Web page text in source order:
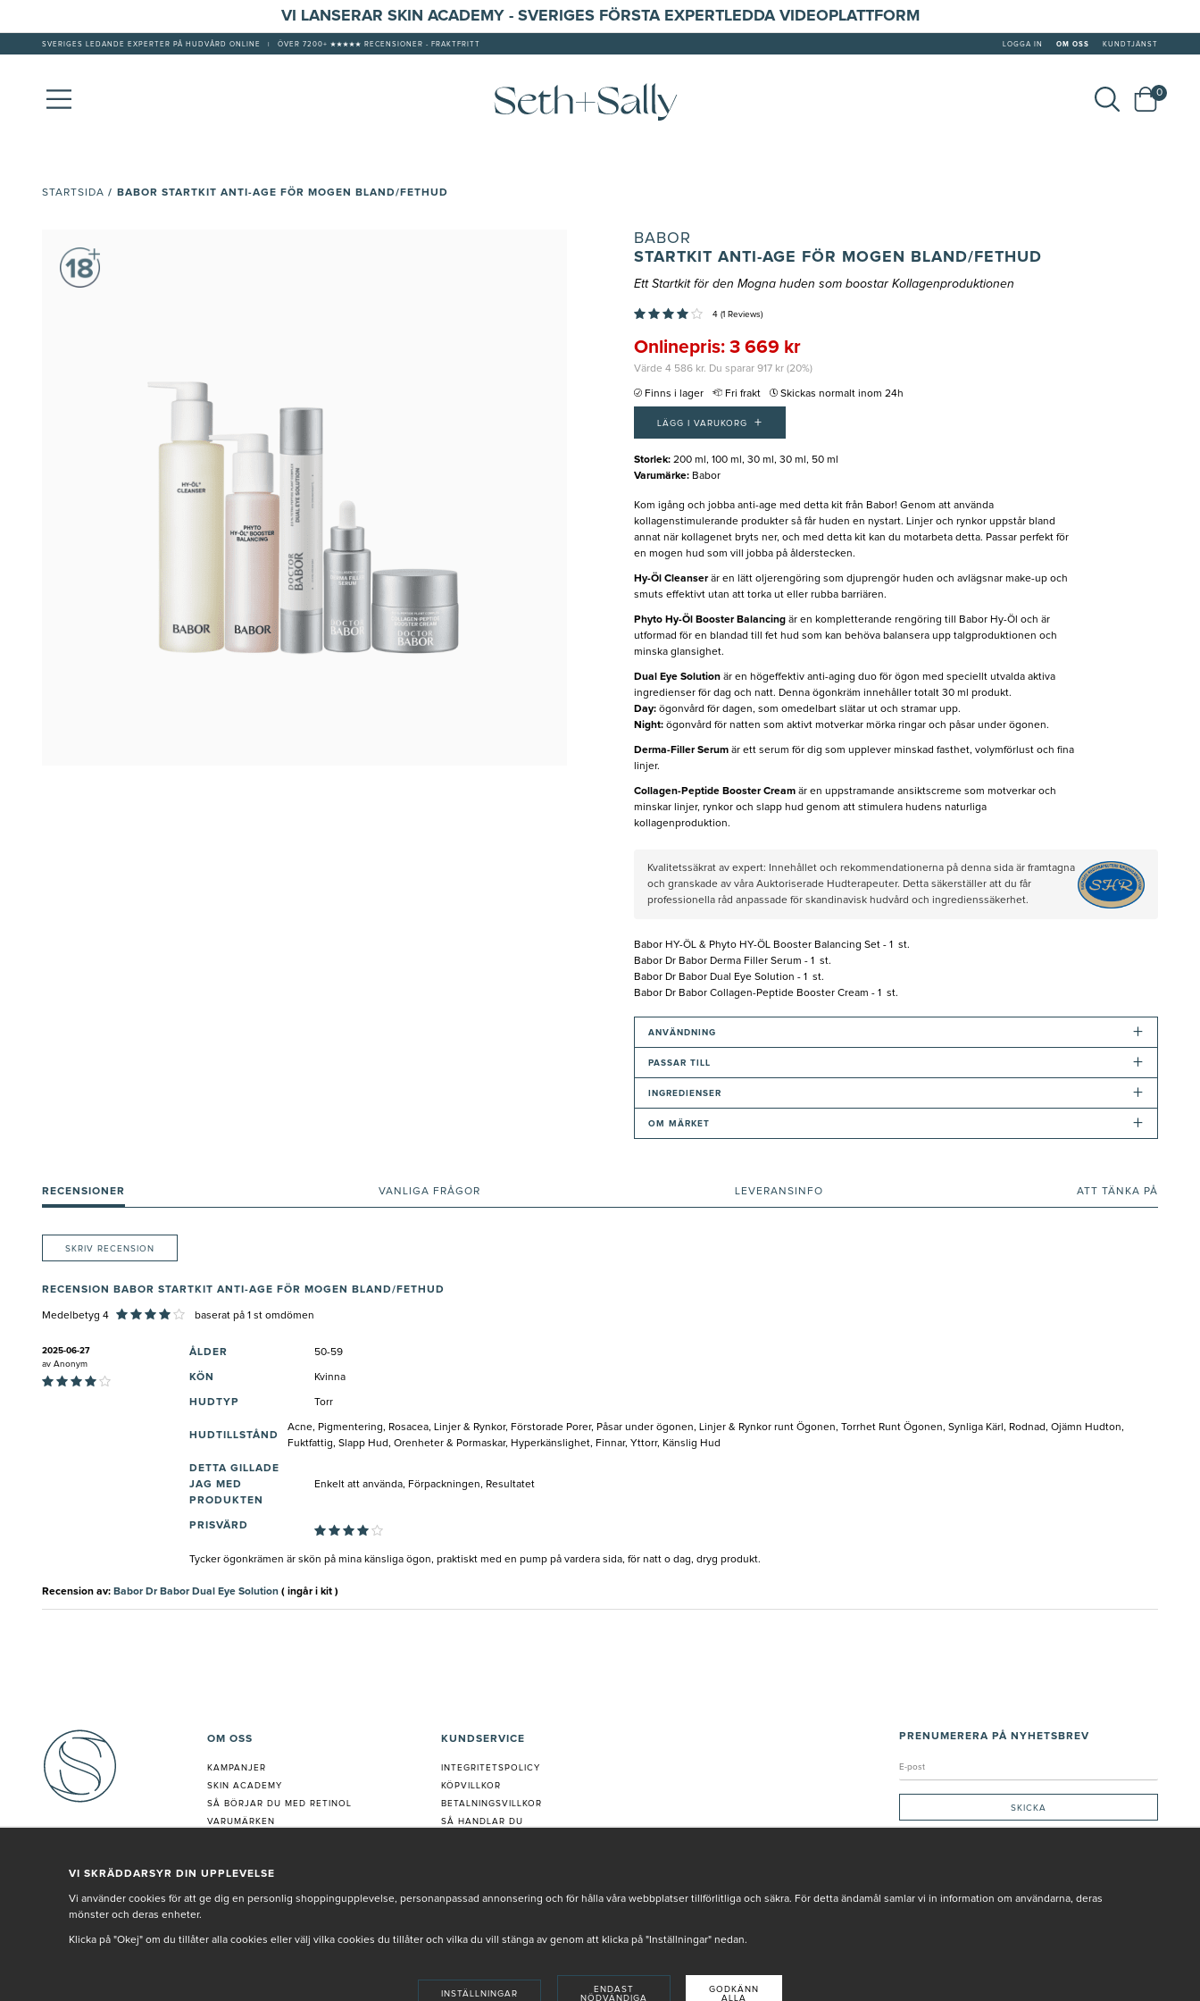
VI LANSERAR SKIN ACADEMY - SVERIGES FÖRSTA EXPERTLEDDA VIDEOPLATTFORM
SVERIGES LEDANDE EXPERTER PÅ HUDVÅRD ONLINE ÖVER 7200+ ★★★★★ RECENSIONER - FRAKTFRITT LOGGA IN OM OSS KUNDTJÄNST
0
STARTSIDA / BABOR STARTKIT ANTI-AGE FÖR MOGEN BLAND/FETHUD
BABOR
STARTKIT ANTI-AGE FÖR MOGEN BLAND/FETHUD
Ett Startkit för den Mogna huden som boostar Kollagenproduktionen
4 (1 Reviews)
Onlinepris: 3 669 kr
Värde 4 586 kr. Du sparar 917 kr (20%)
Finns i lager Fri frakt Skickas normalt inom 24h
LÄGG I VARUKORG +
Storlek: 200 ml, 100 ml, 30 ml, 30 ml, 50 ml
Varumärke: Babor
Kom igång och jobba anti-age med detta kit från Babor! Genom att använda
kollagenstimulerande produkter så får huden en nystart. Linjer och rynkor uppstår bland
annat när kollagenet bryts ner, och med detta kit kan du motarbeta detta. Passar perfekt för
en mogen hud som vill jobba på ålderstecken.
Hy-Öl Cleanserär en lätt oljerengöring som djuprengör huden och avlägsnar make-up och
smuts effektivt utan att torka ut eller rubba barriären.
Phyto Hy-Öl Booster Balancingär en kompletterande rengöring till Babor Hy-Öl och är
utformad för en blandad till fet hud som kan behöva balansera upp talgproduktionen och
minska glansighet.
Dual Eye Solution är en högeffektiv anti-aging duo för ögon med speciellt utvalda aktiva
ingredienser för dag och natt. Denna ögonkräm innehåller totalt 30 ml produkt.
Day:ögonvård för dagen, som omedelbart slätar ut och stramar upp.
Night:ögonvård för natten som aktivt motverkar mörka ringar och påsar under ögonen.
Derma-Filler Serumär ett serum för dig som upplever minskad fasthet, volymförlust och fina
linjer.
Collagen-Peptide Booster Creamär en uppstramande ansiktscreme som motverkar och
minskar linjer, rynkor och slapp hud genom att stimulera hudens naturliga
kollagenproduktion.
Kvalitetssäkrat av expert: Innehållet och rekommendationerna på denna sida är framtagna
och granskade av våra Auktoriserade Hudterapeuter. Detta säkerställer att du får
professionella råd anpassade för skandinavisk hudvård och ingredienssäkerhet.
Babor HY-ÖL & Phyto HY-ÖL Booster Balancing Set - 1 st.
Babor Dr Babor Derma Filler Serum - 1 st.
Babor Dr Babor Dual Eye Solution - 1 st.
Babor Dr Babor Collagen-Peptide Booster Cream - 1 st.
ANVÄNDNING +
PASSAR TILL +
INGREDIENSER +
OM MÄRKET +
RECENSIONER VANLIGA FRÅGOR LEVERANSINFO ATT TÄNKA PÅ
SKRIV RECENSION
RECENSION BABOR STARTKIT ANTI-AGE FÖR MOGEN BLAND/FETHUD
Medelbetyg 4 baserat på 1 st omdömen
2025-06-27
av Anonym
ÅLDER 50-59
KÖN Kvinna
HUDTYP Torr
HUDTILLSTÅND
Acne, Pigmentering, Rosacea, Linjer & Rynkor, Förstorade Porer, Påsar under ögonen, Linjer & Rynkor runt Ögonen, Torrhet Runt Ögonen, Synliga Kärl, Rodnad, Ojämn Hudton,
Fuktfattig, Slapp Hud, Orenheter & Pormaskar, Hyperkänslighet, Finnar, Yttorr, Känslig Hud
DETTA GILLADE
JAG MED
PRODUKTEN
Enkelt att använda, Förpackningen, Resultatet
PRISVÄRD
Tycker ögonkrämen är skön på mina känsliga ögon, praktiskt med en pump på vardera sida, för natt o dag, dryg produkt.
Recension av: Babor Dr Babor Dual Eye Solution ( ingår i kit )
OM OSS
KAMPANJER
SKIN ACADEMY
SÅ BÖRJAR DU MED RETINOL
VARUMÄRKEN
VÅR PERSONAL
KUNDSERVICE
INTEGRITETSPOLICY
KÖPVILLKOR
BETALNINGSVILLKOR
SÅ HANDLAR DU
REKLAMATION
PRENUMERERA PÅ NYHETSBREV
VI SKRÄDDARSYR DIN UPPLEVELSE
Vi använder cookies för att ge dig en personlig shoppingupplevelse, personanpassad annonsering och för hålla våra webbplatser tillförlitliga och säkra. För detta ändamål samlar vi in information om användarna, deras
mönster och deras enheter.
Klicka på "Okej" om du tillåter alla cookies eller välj vilka cookies du tillåter och vilka du vill stänga av genom att klicka på "Inställningar" nedan.
INSTÄLLNINGAR
ENDAST
NÖDVÄNDIGA
GODKÄNN
ALLA